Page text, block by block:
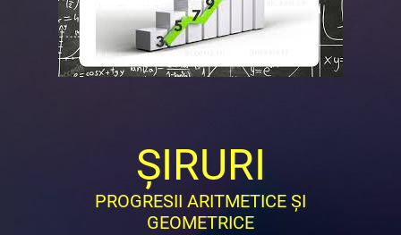
ȘIRURI
PROGRESII ARITMETICE ȘI
GEOMETRICE